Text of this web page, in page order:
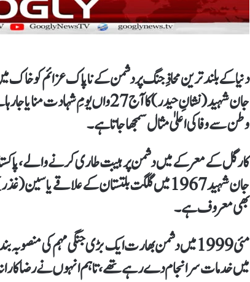
دنیا کے بلند ترین محاذِ جنگ پر دشمن کے ناپاک عزائم کو
جان شہید (نشانِ حیدر) کا آج 27واں
وطن سے وفا کی اعلیٰ مثال سمجھا جاتا ہے۔
کارگل کے معرکے میں دشمن پر ہیبت طاری کرنے والے،
جان شہید 1967 میں گلگت بلتستان کے علاقے
بھی معروف ہے۔
مئی 1999 میں دشمن بھارت ایک بڑی جنگی مہم کی
میں خدمات سرانجام دے رہے تھے، تاہم انہوں نے